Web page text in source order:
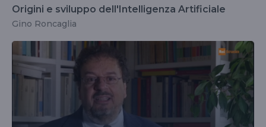
Origini e sviluppo dell'Intelligenza Artificiale
Gino Roncaglia